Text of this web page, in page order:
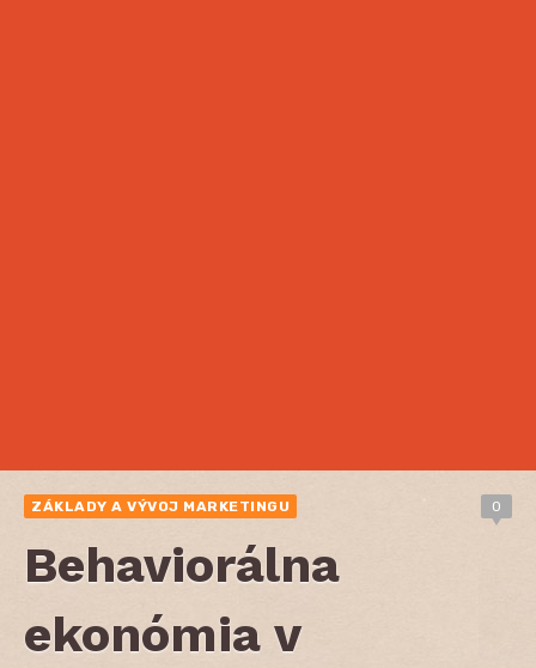
ZÁKLADY A VÝVOJ MARKETINGU 0
Behaviorálna
ekonómia v